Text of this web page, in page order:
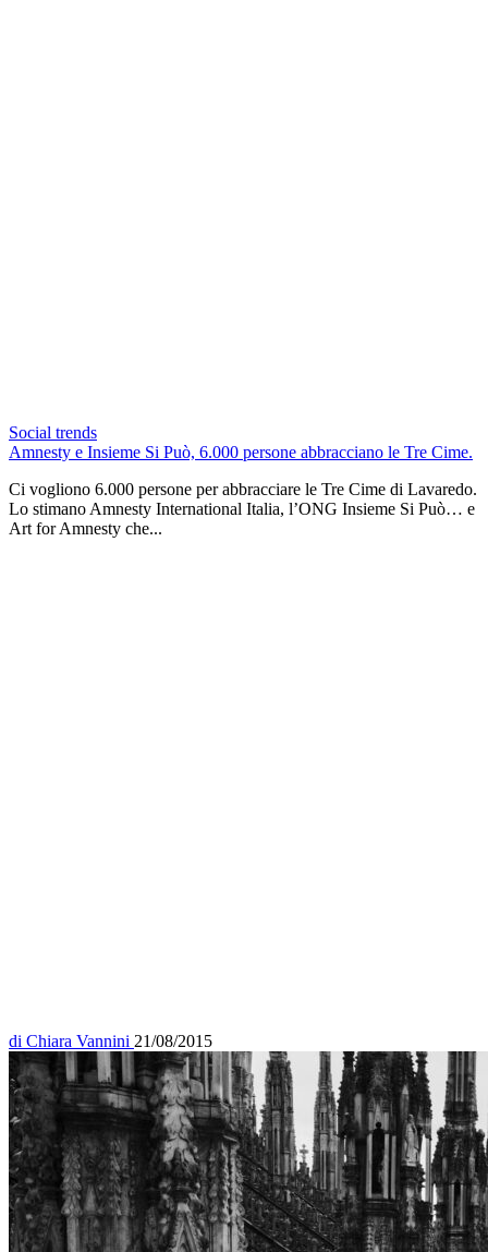
Social trends
Amnesty e Insieme Si Può, 6.000 persone abbracciano le Tre Cime.
Ci vogliono 6.000 persone per abbracciare le Tre Cime di Lavaredo.
Lo stimano Amnesty International Italia, l’ONG Insieme Si Può… e
Art for Amnesty che...
di Chiara Vannini 21/08/2015